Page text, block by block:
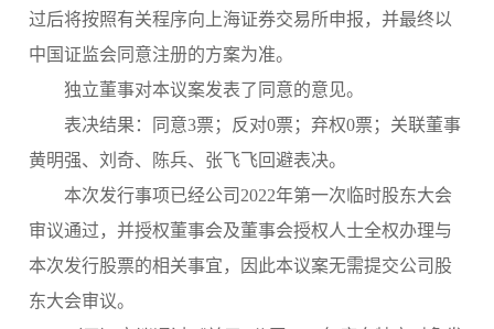
过后将按照有关程序向上海证券交易所申报，并最终以
中国证监会同意注册的方案为准。
独立董事对本议案发表了同意的意见。
表决结果：同意3票；反对0票；弃权0票；关联董事
黄明强、刘奇、陈兵、张飞飞回避表决。
本次发行事项已经公司 2022年第一次临时股东大会
审议通过，并授权董事会及董事会授权人士全权办理与
本次发行股票的相关事宜，因此本议案无需提交公司股
东大会审议。